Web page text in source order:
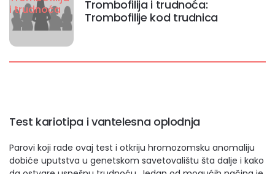
Trombofilija i trudnoća:
Trombofilije kod trudnica
Test kariotipa i vantelesna oplodnja
Parovi koji rade ovaj test i otkriju hromozomsku anomaliju
dobiće uputstva u genetskom savetovalištu šta dalje i kako